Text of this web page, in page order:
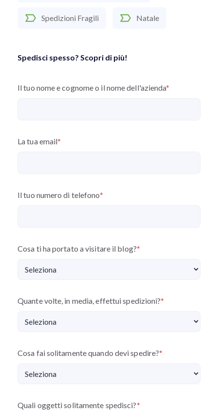
Spedizioni Fragili Natale
Spedisci spesso? Scopri di più!
Il tuo nome e cognome o il nome dell'azienda*
La tua email*
Il tuo numero di telefono*
Cosa ti ha portato a visitare il blog?*
Quante volte, in media, effettui spedizioni?*
Cosa fai solitamente quando devi spedire?*
Quali oggetti solitamente spedisci?*